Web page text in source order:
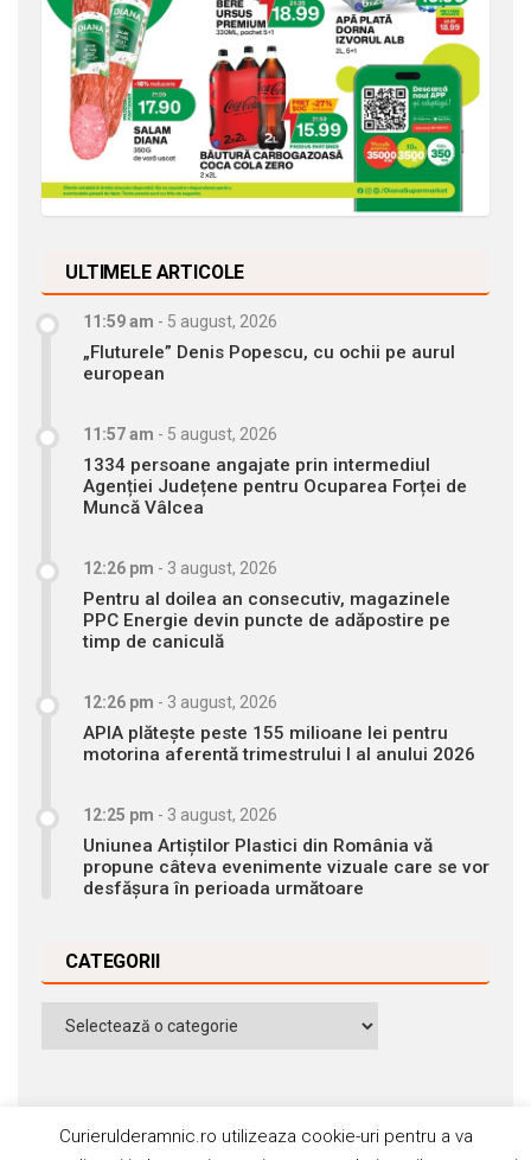
ULTIMELE ARTICOLE
11:59 am - 5 august, 2026
„Fluturele” Denis Popescu, cu ochii pe aurul
european
11:57 am - 5 august, 2026
1334 persoane angajate prin intermediul
Agenției Județene pentru Ocuparea Forței de
Muncă Vâlcea
12:26 pm - 3 august, 2026
Pentru al doilea an consecutiv, magazinele
PPC Energie devin puncte de adăpostire pe
timp de caniculă
12:26 pm - 3 august, 2026
APIA plătește peste 155 milioane lei pentru
motorina aferentă trimestrului I al anului 2026
12:25 pm - 3 august, 2026
Uniunea Artiștilor Plastici din România vă
propune câteva evenimente vizuale care se vor
desfășura în perioada următoare
CATEGORII
Categorii
Curierulderamnic.ro utilizeaza cookie-uri pentru a va